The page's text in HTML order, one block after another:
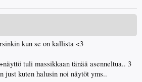
kun se on kallista <3
tuli massikkaan tänää asenneltua.. 3
just kuten halusin noi näytöt yms..